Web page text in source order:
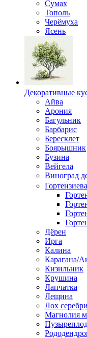
Сумах
Тополь
Черёмуха
Ясень
Декоративные
Айва
Арония
Багульник
Барбарис
Бересклет
Боярышник
Бузина
Вейгела
Виноград
Дёрен
Ирга
Калина
Карагана/
Кизильник
Крушина
Лапчатка
Лещина
Лох
Магнолия